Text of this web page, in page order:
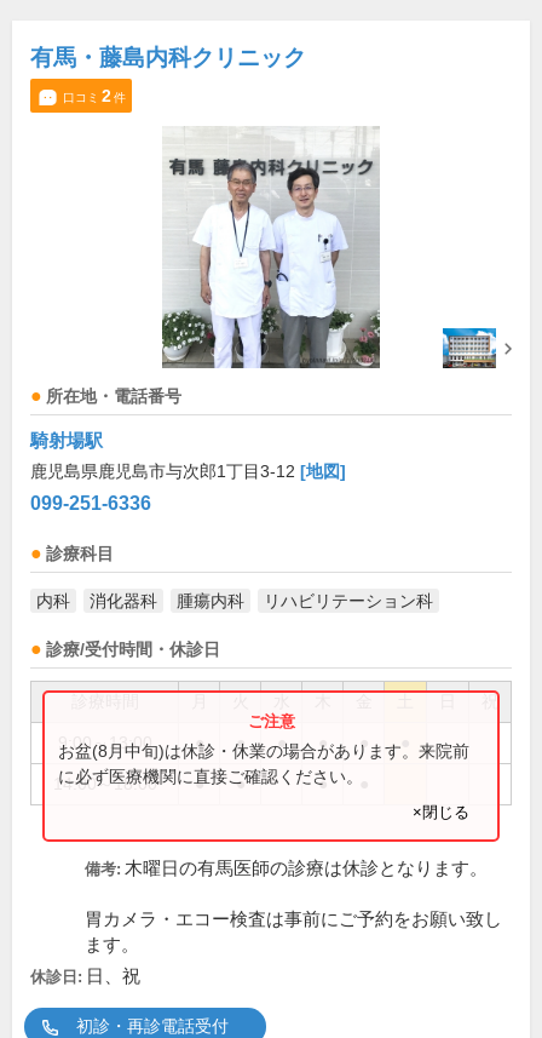
有馬・藤島内科クリニック
口コミ 2件
所在地・電話番号
騎射場駅
鹿児島県鹿児島市与次郎1丁目3-12 [地図]
099-251-6336
診療科目
内科 消化器科 腫瘍内科 リハビリテーション科
診療/受付時間・休診日
祝
9:00～13:00 ● ● ● ● ●
14:00～18:00 ● ● ●
お盆(8月中旬)は休診・休業の場合があります。来院前
に必ず医療機関に直接ご確認ください。
×閉じる
備考: 木曜日の有馬医師の診療は休診となります。
胃カメラ・エコー検査は事前にご予約をお願い致し
ます。
休診日: 日、祝
初診・再診電話受付